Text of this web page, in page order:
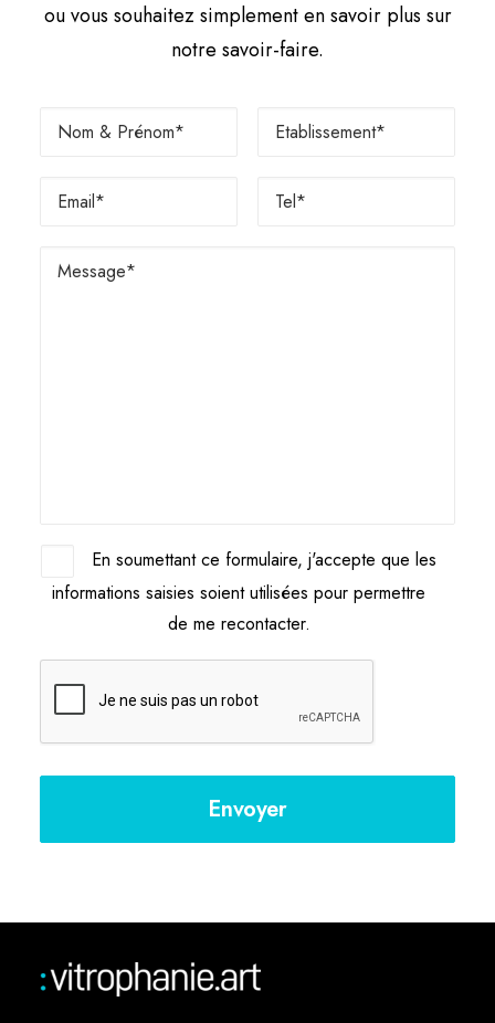
ou vous souhaitez simplement en savoir plus sur
notre savoir-faire.
En soumettant ce formulaire, j'accepte que les
informations saisies soient utilisées pour permettre
de me recontacter.